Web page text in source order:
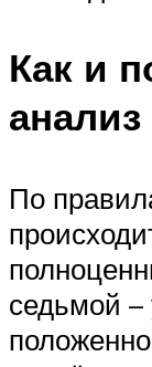
Как и
анализ
По
седьмой